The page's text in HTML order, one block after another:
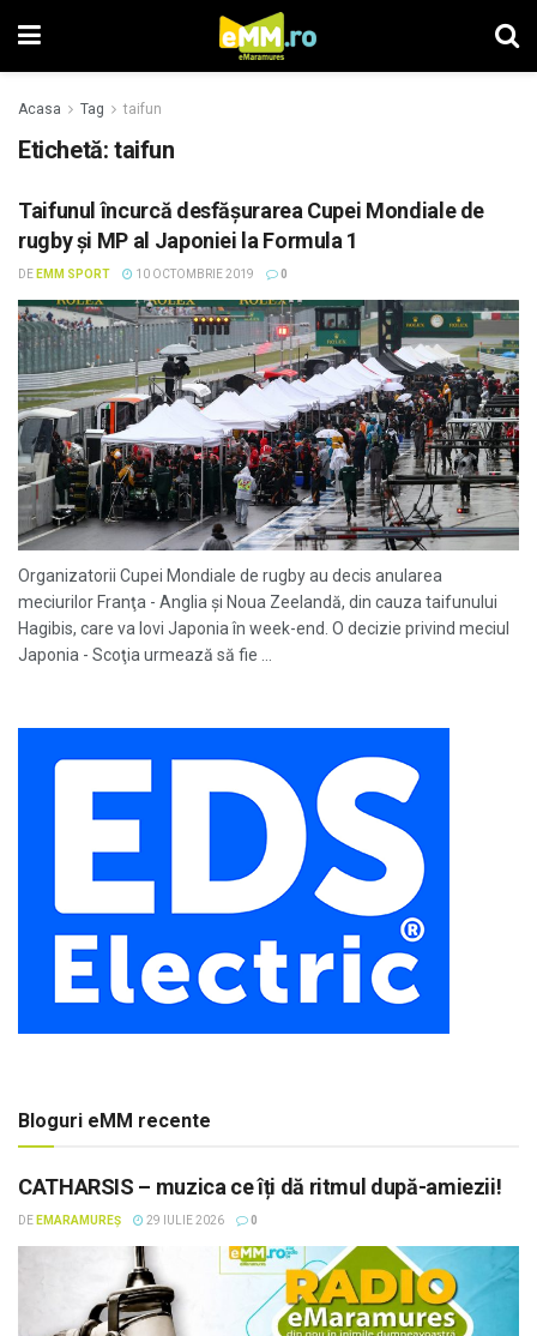
Acasa Tag taifun
Etichetă: taifun
Taifunul încurcă desfășurarea Cupei Mondiale de
rugby și MP al Japoniei la Formula 1
DE EMM SPORT 10 OCTOMBRIE 2019 0
Organizatorii Cupei Mondiale de rugby au decis anularea
meciurilor Franţa - Anglia şi Noua Zeelandă, din cauza taifunului
Hagibis, care va lovi Japonia în week-end. O decizie privind meciul
Japonia - Scoţia urmează să fie ...
Bloguri eMM recente
CATHARSIS – muzica ce îți dă ritmul după-amiezii!
DE EMARAMUREȘ 29 IULIE 2026 0